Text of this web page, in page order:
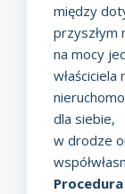
między
przyszłym
na mocy
właściciela
dla siebie,
w drodze
Procedura